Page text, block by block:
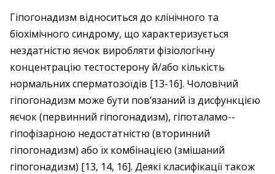
Гіпогонадизм відноситься до клінічного та
біохімічного синдрому, що характеризується
нездатністю яєчок виробляти фізіологічну
концентрацію тесто­стерону й/або кількість
нормальних сперматозоїдів [13-16]. Чоловічий
гіпогонадизм може бути пов’язаний із дисфункцією
яєчок (первинний гіпогонадизм), гіпоталамо-­
гіпофізарною недостатністю (вторинний
гіпогонадизм) або їх комбінацією (зміша­ний
гіпогонадизм) [13, 14, 16]. Деякі класифікації також